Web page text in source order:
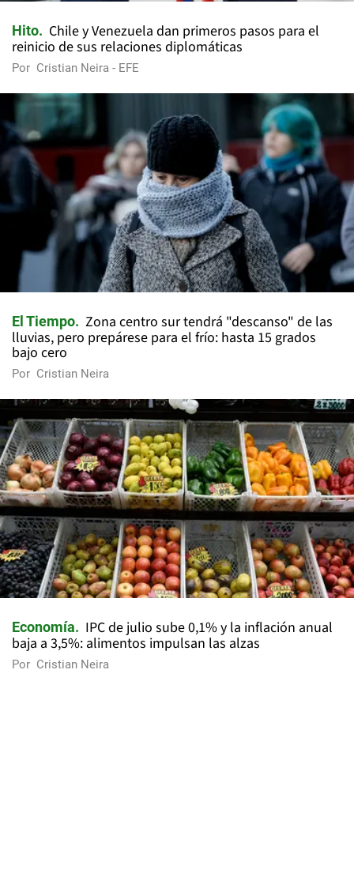
Hito
Chile y Venezuela dan primeros pasos para el
reinicio de sus relaciones diplomáticas
Por Cristian Neira - EFE
El Tiempo
Zona centro sur tendrá "descanso" de las
lluvias, pero prepárese para el frío: hasta 15 grados
bajo cero
Por Cristian Neira
Economía
IPC de julio sube 0,1% y la inflación anual
baja a 3,5%: alimentos impulsan las alzas
Por Cristian Neira